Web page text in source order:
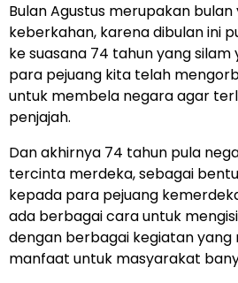
Bulan Agustus merupakan
keberkahan, karena dibulan ini
ke suasana 74 tahun yang
para pejuang kita telah
untuk membela negara agar
penjajah.
Dan akhirnya 74 tahun pula
tercinta merdeka, sebagai
kepada para pejuang
ada berbagai cara untuk
dengan berbagai kegiatan
manfaat untuk masyarakat